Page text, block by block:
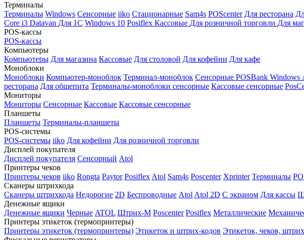
Терминалы
Терминалы Windows Сенсорные iiko Стационарные Sam4s POScenter Для ресторана
Core i3 Datavan Для 1С Windows 10 Posiflex Кассовые Для розничной торговли Для
POS-кассы
POS-кассы
Компьютеры
Компьютеры Для магазина Кассовые Для столовой Для кофейни Для кафе
Моноблоки
Моноблоки Компьютер-моноблок Терминал-моноблок Сенсорные POSBank Windows
ресторана Для общепита Терминалы-моноблоки сенсорные Кассовые сенсорные
Мониторы
Мониторы Сенсорные Кассовые Кассовые сенсорные
Планшеты
Планшеты Терминалы-планшеты
POS-системы
POS-системы iiko Для кофейни Для розничной торговли
Дисплей покупателя
Дисплей покупателя Сенсорный Atol
Принтеры чеков
Принтеры чеков iiko Rongta Paytor Posiflex Atol Sam4s Poscenter Xprinter Терминалы
Сканеры штрихкода
Сканеры штрихкода Недорогие 2D Беспроводные Atol Atol 2D С экраном Для кассы
Денежные ящики
Денежные ящики Черные ATOL Штрих-М Poscenter Posiflex Металлические
Принтеры этикеток (термопринтеры)
Принтеры этикеток (термопринтеры) Этикеток и штрих-кодов Этикеток, чеков,